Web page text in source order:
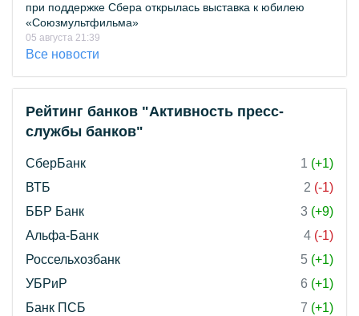
при поддержке Сбера открылась выставка к юбилею
«Союзмультфильма»
05 августа 21:39
Все новости
Рейтинг банков "Активность пресс-
службы банков"
СберБанк 1 (+1)
ВТБ
2 (-1)
ББР Банк
3 (+9)
Альфа-Банк
4 (-1)
Россельхозбанк
5 (+1)
УБРиР
6 (+1)
Банк ПСБ
7 (+1)